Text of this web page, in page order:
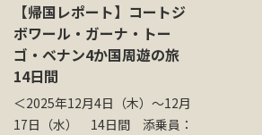
お問い合わせ
資料請求
【帰国レポート】コートジ
ボワール・ガーナ・トー
ゴ・ベナン4か国周遊の旅
14日間
＜2025年12月4日（木）～12月
17日（水） 14日間 添乗員：